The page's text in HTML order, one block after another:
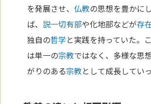
を発展させ、仏教の思想を豊かに
ば、 説一切有部や化地部などが存
独自の哲学と実践を持っていた。
は単一の宗教ではなく、多様な思
がりのある宗教として成長していっ